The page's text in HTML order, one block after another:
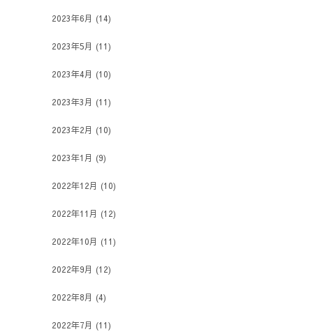
2023年6月 (14)
2023年5月 (11)
2023年4月 (10)
2023年3月 (11)
2023年2月 (10)
2023年1月 (9)
2022年12月 (10)
2022年11月 (12)
2022年10月 (11)
2022年9月 (12)
2022年8月 (4)
2022年7月 (11)